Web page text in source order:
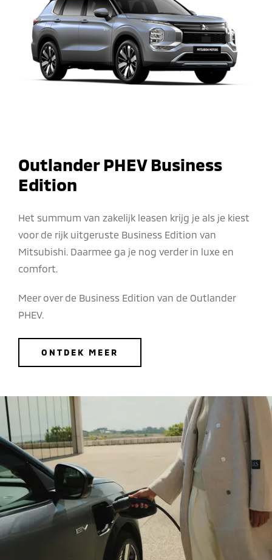
Outlander PHEV Business
Edition
Het summum van zakelijk leasen krijg je als je kiest
voor de rijk uitgeruste Business Edition van
Mitsubishi. Daarmee ga je nog verder in luxe en
comfort.
Meer over de Business Edition van de Outlander
PHEV.
ONTDEK MEER